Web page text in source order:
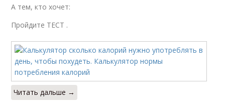
А тем, кто хочет:
Пройдите ТЕСТ .
Читать дальше →